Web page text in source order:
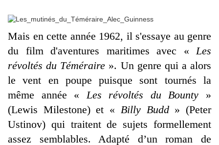
Mais en cette année 1962, il s'essaye au genre
du film d'aventures maritimes avec «Les
révoltés du Téméraire ». Un genre qui a alors
le vent en poupe puisque sont tournés la
même année «Les révoltés du Bounty »
(Lewis Milestone) et « Billy Budd» (Peter
Ustinov) qui traitent de sujets formellement
assez semblables. Adapté d’un roman de